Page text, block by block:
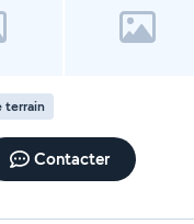
terrain
Contacter